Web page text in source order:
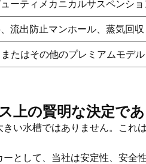
ーティメカニカルサスペンシ
流出防止マンホール、蒸気回収
たはその他のプレミアムモデ
上の賢明な決定で
きい水槽ではありません。これ
ーとして、当社は安定性、安全